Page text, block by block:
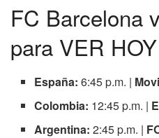
FC Barcelona
para VER
España: 6:45 p.m. |
Colombia: 12:45 p.m. |
Argentina: 2:45 p.m. |